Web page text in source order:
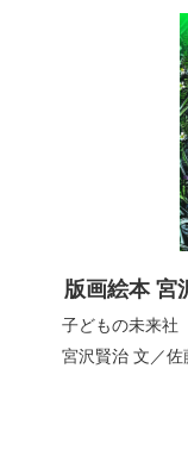
版画絵本 宮
子どもの未来社
宮沢賢治文／佐